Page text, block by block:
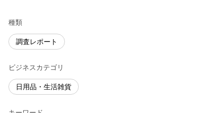
種類
調査レポート
ビジネスカテゴリ
日用品・生活雑貨